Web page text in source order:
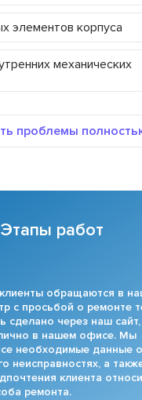
элементов корпуса
механических
Этапы работ
обращаются в
с просьбой о ремонте
сделано через наш
в нашем офисе. Мы
необходимые данные
неисправностях, а
клиента
ремонта.